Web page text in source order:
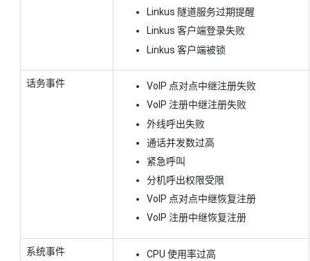
Linkus 隧道服务过期提醒
Linkus 客户端登录失败
Linkus 客户端被锁
话务事件
VoIP 点对点中继注册失败
VoIP 注册中继注册失败
外线呼出失败
通话并发数过高
紧急呼叫
分机呼出权限受限
VoIP 点对点中继恢复注册
VoIP 注册中继恢复注册
系统事件
CPU 使用率过高